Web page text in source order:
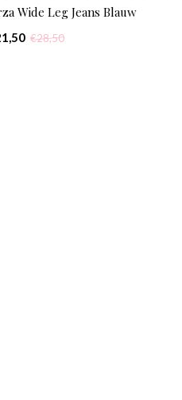
Wide Leg Jeans Blauw
€28,50